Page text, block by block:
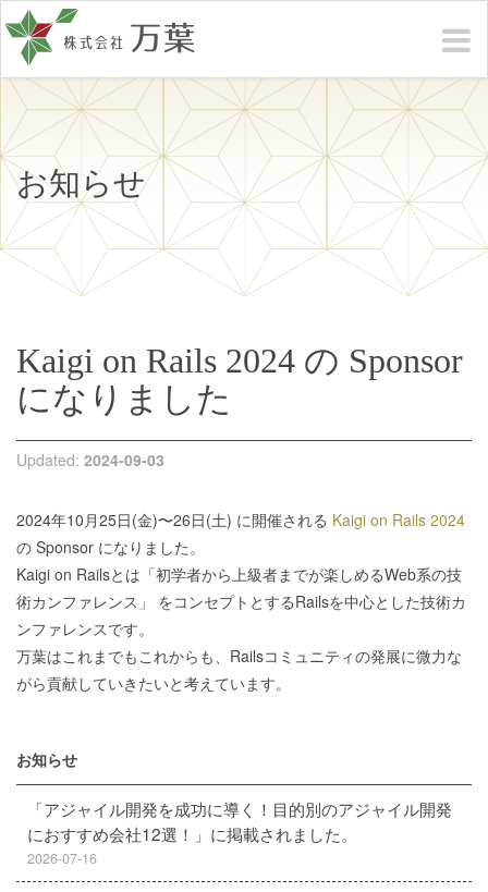
お知らせ
Kaigi on Rails 2024 の Sponsor
になりました
Updated: 2024-09-03
2024年10月25日(金)〜26日(土) に開催される Kaigi on Rails 2024
の Sponsor になりました。
Kaigi on Railsとは「初学者から上級者までが楽しめるWeb系の技
術カンファレンス」 をコンセプトとするRailsを中心とした技術カ
ンファレンスです。
万葉はこれまでもこれからも、Railsコミュニティの発展に微力な
がら貢献していきたいと考えています。
お知らせ
「アジャイル開発を成功に導く！目的別のアジャイル開発
におすすめ会社12選！」に掲載されました。
2026-07-16